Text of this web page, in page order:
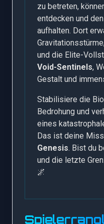
zu betreten,
entdecken und
aufhalten. Dort
und die Elite-
Void-Sentinels,
Gestalt und
Stabilisiere die
Bedrohung und
eines
Das ist deine
Genesis. Bist du
und die letzte
🌌